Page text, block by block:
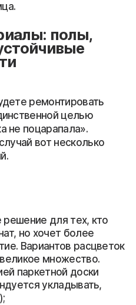
полы,
ремонтировать
целью
не поцарапала».
вот несколько
решение для тех, кто
но хочет более
Вариантов расцветок
множество.
паркетной доски
укладывать,